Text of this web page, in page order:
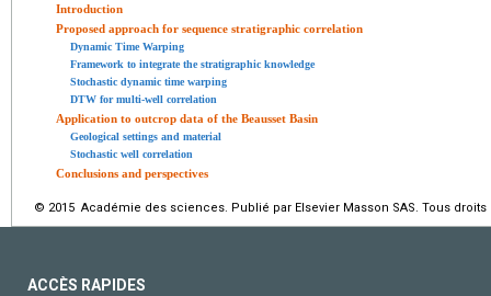
Introduction
Proposed approach for sequence stratigraphic correlation
Dynamic Time Warping
Framework to integrate the stratigraphic knowledge
Stochastic dynamic time warping
DTW for multi-well correlation
Application to outcrop data of the Beausset Basin
Geological settings and material
Stochastic well correlation
Conclusions and perspectives
© 2015 Académie des sciences. Publié par Elsevier Masson SAS. Tous droits
ACCÈS RAPIDES